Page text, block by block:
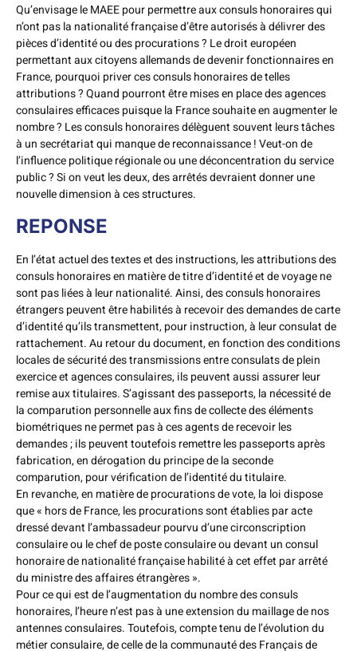
Qu’envisage le MAEE pour permettre aux consuls honoraires qui
n’ont pas la nationalité française d’être autorisés à délivrer des
pièces d’identité ou des procurations ? Le droit européen
permettant aux citoyens allemands de devenir fonctionnaires en
France, pourquoi priver ces consuls honoraires de telles
attributions ? Quand pourront être mises en place des agences
consulaires efficaces puisque la France souhaite en augmenter le
nombre ? Les consuls honoraires délèguent souvent leurs tâches
à un secrétariat qui manque de reconnaissance ! Veut-on de
l’influence politique régionale ou une déconcentration du service
public ? Si on veut les deux, des arrêtés devraient donner une
nouvelle dimension à ces structures.
REPONSE
En l’état actuel des textes et des instructions, les attributions des
consuls honoraires en matière de titre d’identité et de voyage ne
sont pas liées à leur nationalité. Ainsi, des consuls honoraires
étrangers peuvent être habilités à recevoir des demandes de carte
d’identité qu’ils transmettent, pour instruction, à leur consulat de
rattachement. Au retour du document, en fonction des conditions
locales de sécurité des transmissions entre consulats de plein
exercice et agences consulaires, ils peuvent aussi assurer leur
remise aux titulaires. S’agissant des passeports, la nécessité de
la comparution personnelle aux fins de collecte des éléments
biométriques ne permet pas à ces agents de recevoir les
demandes ; ils peuvent toutefois remettre les passeports après
fabrication, en dérogation du principe de la seconde
comparution, pour vérification de l’identité du titulaire.
En revanche, en matière de procurations de vote, la loi dispose
que « hors de France, les procurations sont établies par acte
dressé devant l’ambassadeur pourvu d’une circonscription
consulaire ou le chef de poste consulaire ou devant un consul
honoraire de nationalité française habilité à cet effet par arrêté
du ministre des affaires étrangères ».
Pour ce qui est de l’augmentation du nombre des consuls
honoraires, l’heure n’est pas à une extension du maillage de nos
antennes consulaires. Toutefois, compte tenu de l’évolution du
métier consulaire, de celle de la communauté des Français de